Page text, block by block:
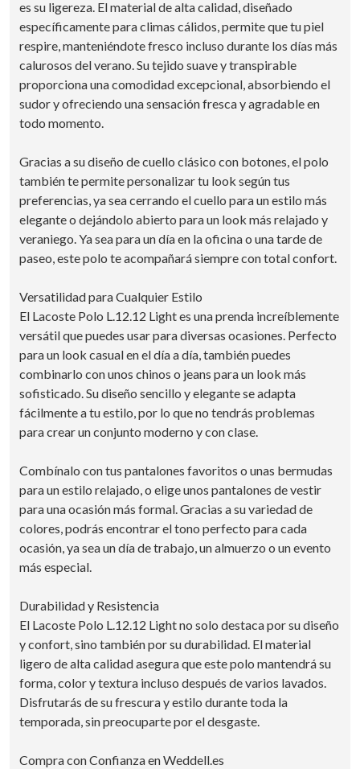
es su ligereza. El material de alta calidad, diseñado
específicamente para climas cálidos, permite que tu piel
respire, manteniéndote fresco incluso durante los días más
calurosos del verano. Su tejido suave y transpirable
proporciona una comodidad excepcional, absorbiendo el
sudor y ofreciendo una sensación fresca y agradable en
todo momento.
Gracias a su diseño de cuello clásico con botones, el polo
también te permite personalizar tu look según tus
preferencias, ya sea cerrando el cuello para un estilo más
elegante o dejándolo abierto para un look más relajado y
veraniego. Ya sea para un día en la oficina o una tarde de
paseo, este polo te acompañará siempre con total confort.
Versatilidad para Cualquier Estilo
El Lacoste Polo L.12.12 Light es una prenda increíblemente
versátil que puedes usar para diversas ocasiones. Perfecto
para un look casual en el día a día, también puedes
combinarlo con unos chinos o jeans para un look más
sofisticado. Su diseño sencillo y elegante se adapta
fácilmente a tu estilo, por lo que no tendrás problemas
para crear un conjunto moderno y con clase.
Combínalo con tus pantalones favoritos o unas bermudas
para un estilo relajado, o elige unos pantalones de vestir
para una ocasión más formal. Gracias a su variedad de
colores, podrás encontrar el tono perfecto para cada
ocasión, ya sea un día de trabajo, un almuerzo o un evento
más especial.
Durabilidad y Resistencia
El Lacoste Polo L.12.12 Light no solo destaca por su diseño
y confort, sino también por su durabilidad. El material
ligero de alta calidad asegura que este polo mantendrá su
forma, color y textura incluso después de varios lavados.
Disfrutarás de su frescura y estilo durante toda la
temporada, sin preocuparte por el desgaste.
Compra con Confianza en Weddell.es